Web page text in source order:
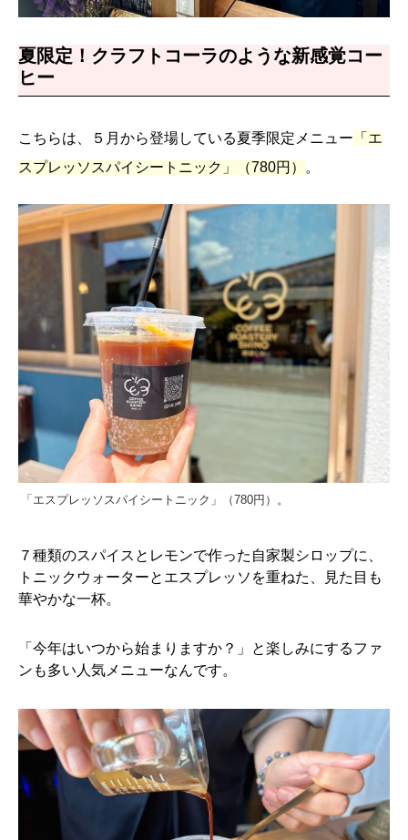
夏限定！クラフトコーラのような新感覚コー
ヒー
こちらは、５月から登場している夏季限定メニュー 「エ
スプレッソスパイシートニック」（780円）
。
「エスプレッソスパイシートニック」（780円）。
７種類のスパイスとレモンで作った自家製シロップに、
トニックウォーターとエスプレッソを重ねた、見た目も
華やかな一杯。
「今年はいつから始まりますか？」と楽しみにするファ
ンも多い人気メニューなんです。